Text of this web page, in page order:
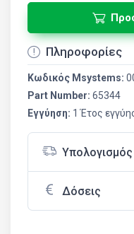
Πληροφορίες
Κωδικός Msystems:
Part Number: 65344
Εγγύηση: 1 Έτος
Δόσεις